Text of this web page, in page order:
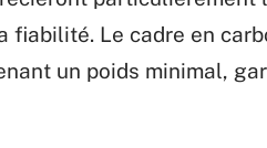
fiabilité. Le cadre en
un poids minimal,